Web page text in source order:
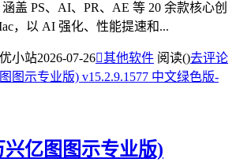
盖 PS、AI、PR、AE 等 20 余款核心创
，以 AI 强化、性能提速和...
小站2026-07-26其他软件 阅读()去评论
亿图图示专业版)